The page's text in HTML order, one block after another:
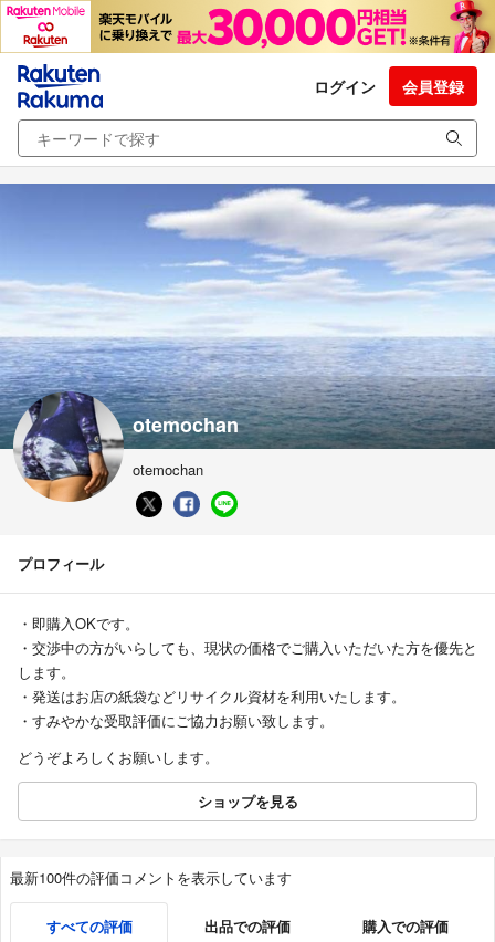
ログイン 会員登録
otemochan
otemochan
プロフィール
・即購入OKです。
・交渉中の方がいらしても、現状の価格でご購入いただいた方を優先と
します。
・発送はお店の紙袋などリサイクル資材を利用いたします。
・すみやかな受取評価にご協力お願い致します。
どうぞよろしくお願いします。
ショップを見る
最新100件の評価コメントを表示しています
すべての評価 出品での評価 購入での評価